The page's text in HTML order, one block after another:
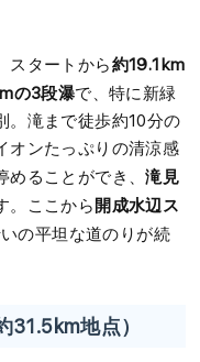
スタートから約19.1km
の3段瀑で、特に新緑
。滝まで徒歩約10分の
オンたっぷりの清涼感
めることができ、滝見
。ここから開成水辺ス
いの平坦な道のりが続
31.5km地点）